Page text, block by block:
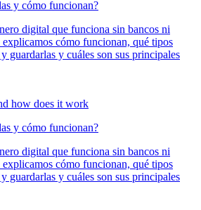
y cómo funcionan?
digital que funciona sin bancos ni
explicamos cómo funcionan, qué tipos
guardarlas y cuáles son sus principales
y cómo funcionan?
digital que funciona sin bancos ni
explicamos cómo funcionan, qué tipos
guardarlas y cuáles son sus principales